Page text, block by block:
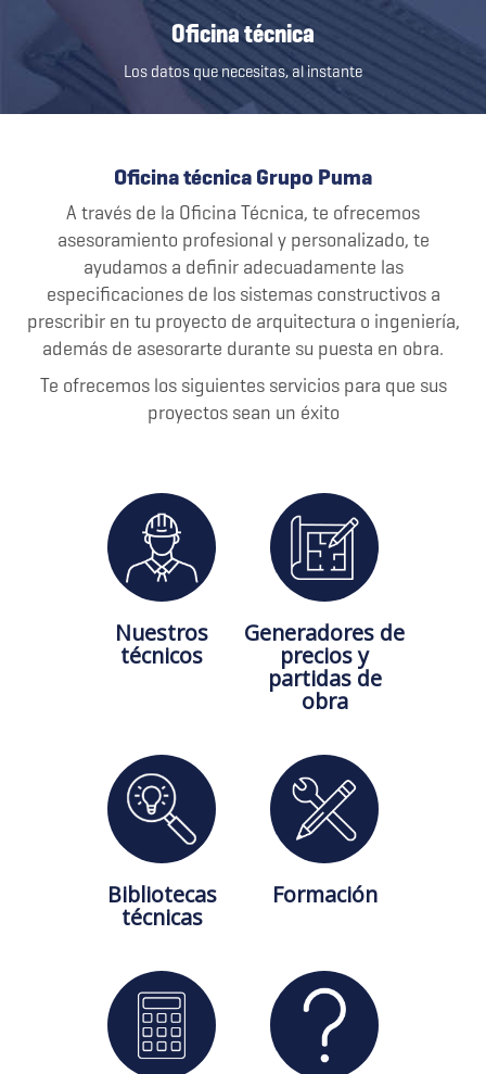
Oficina técnica
Los datos que necesitas, al instante
Oficina técnica Grupo Puma
A través de la Oficina Técnica, te ofrecemos
asesoramiento profesional y personalizado, te
ayudamos a definir adecuadamente las
especificaciones de los sistemas constructivos a
prescribir en tu proyecto de arquitectura o ingeniería,
además de asesorarte durante su puesta en obra.
Te ofrecemos los siguientes servicios para que sus
proyectos sean un éxito
Nuestros
técnicos
Generadores de
precios y
partidas de
obra
Bibliotecas
técnicas
Formación